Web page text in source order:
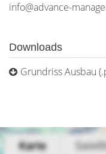
info@advance-
Downloads
Grundriss Ausbau